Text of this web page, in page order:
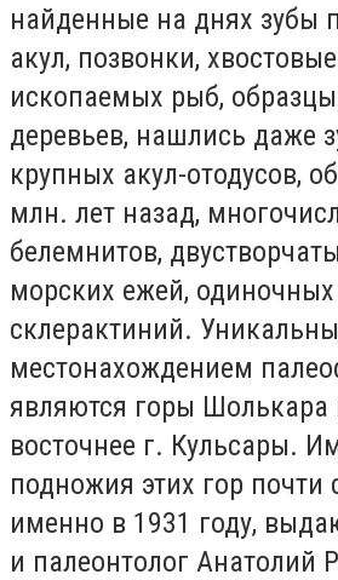
найденные на днях зубы
акул, позвонки,
ископаемых рыб,
деревьев, нашлись даже
крупных акул-отодусов,
млн. лет назад,
белемнитов,
морских ежей,
склерактиний.
местонахождением
являются горы
восточнее г. Кульсары.
подножия этих гор почти
именно в 1931 году,
и палеонтолог Анатолий